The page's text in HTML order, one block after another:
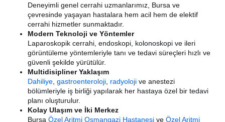
Deneyimli genel cerrahi uzmanlarımız, Bursa ve
çevresinde yaşayan hastalara hem acil hem de elektif
cerrahi hizmetler sunmaktadır.
Modern Teknoloji ve Yöntemler
Laparoskopik cerrahi, endoskopi, kolonoskopi ve ileri
görüntüleme yöntemleriyle tanı ve tedavi süreçleri hızlı ve
güvenli şekilde yürütülür.
Multidisipliner Yaklaşım
Dahiliye ,gastroenteroloji radyoloji ve anestezi
bölümleriyle iş birliği yapılarak her hastaya özel bir tedavi
planı oluşturulur.
Kolay Ulaşım ve İki Merkez
BursaÖzel Aritmi Osmangazi Hastanesi veÖzel Aritmi